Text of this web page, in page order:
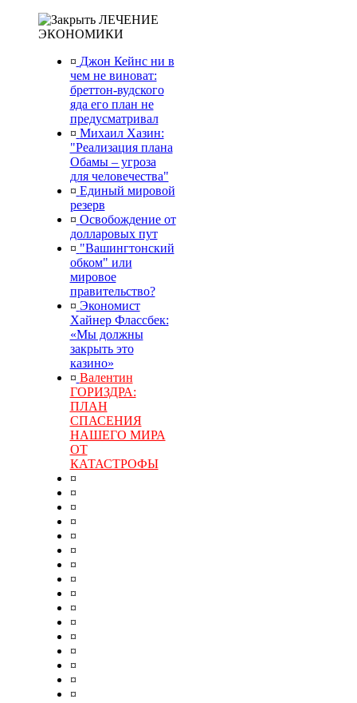
ЛЕЧЕНИЕ
ЭКОНОМИКИ
¤ Джон Кейнс ни в
чем не виноват:
бреттон-вудского
яда его план не
предусматривал
¤ Михаил Хазин:
"Реализация плана
Обамы – угроза
для человечества"
¤ Единый мировой
резерв
¤ Освобождение от
долларовых пут
¤ "Вашингтонский
обком" или
мировое
правительство?
¤ Экономист
Хайнер Флассбек:
«Мы должны
закрыть это
казино»
¤ Валентин
ГОРИЗДРА:
ПЛАН
СПАСЕНИЯ
НАШЕГО МИРА
ОТ
КАТАСТРОФЫ
¤
¤
¤
¤
¤
¤
¤
¤
¤
¤
¤
¤
¤
¤
¤
¤